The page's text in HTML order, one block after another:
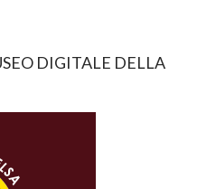
DIGITALE DELLA